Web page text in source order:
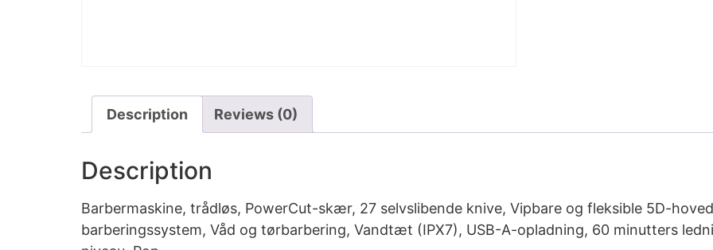
Description Reviews (0)
Description
Barbermaskine, trådløs, PowerCut-skær, 27 selvslibende knive, Vipbare og fleksible 5D-
barberingssystem, Våd og tørbarbering, Vandtæt (IPX7), USB-A-opladning, 60 minutters